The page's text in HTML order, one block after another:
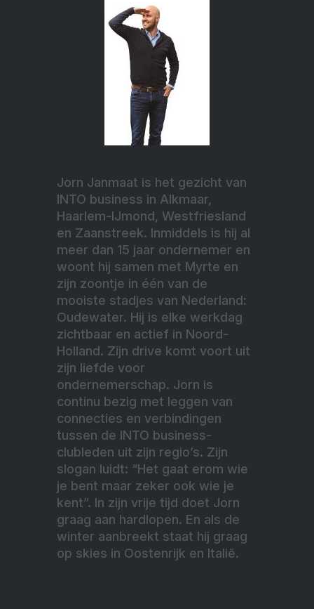
Jorn Janmaat is het gezicht van
INTO business in Alkmaar,
Haarlem-IJmond, Westfriesland
en Zaanstreek. Inmiddels is hij al
meer dan 15 jaar ondernemer en
woont hij samen met Myrte en
zijn zoontje in één van de
mooiste stadjes van Nederland:
Oudewater. Hij is elke werkdag
zichtbaar en actief in Noord-
Holland. Zijn drive komt voort uit
zijn liefde voor
ondernemerschap. Jorn is
continu bezig met leggen van
connecties en verbindingen
tussen de INTO business-
clubleden uit zijn regio’s. Zijn
slogan luidt: “Het gaat erom wie
je bent maar zeker ook wie je
kent”. In zijn vrije tijd doet Jorn
graag aan hardlopen. En als de
winter aanbreekt staat hij graag
op skies in Oostenrijk en Italië.